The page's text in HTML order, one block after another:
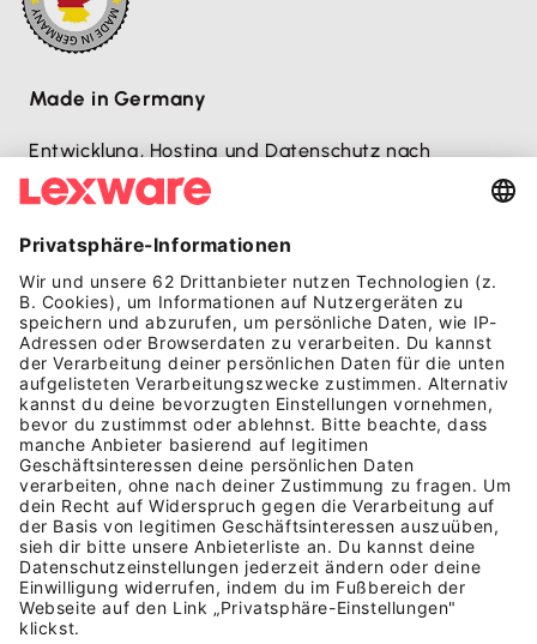
Made in Germany
Entwicklung, Hosting und Datenschutz nach
deutschen Standards – sicher, transparent und
Kostenlos testen
Jetzt starten und sparen!
Alle Funktionen von Lexware Office